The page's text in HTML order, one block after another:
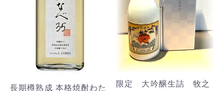
長期樽熟成 本格焼酎わた
限定 大吟醸生詰 牧之